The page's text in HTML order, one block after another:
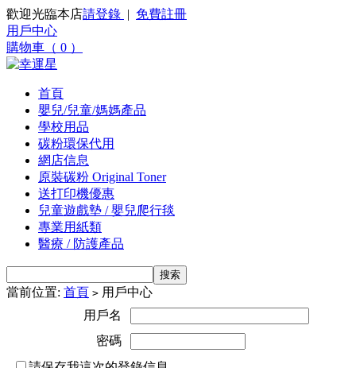
歡迎光臨本店請登錄 | 免費註冊
用戶中心
購物車（ 0 ）
首頁
嬰兒/兒童/媽媽產品
學校用品
碳粉環保代用
網店信息
原裝碳粉 Original Toner
送打印機優惠
兒童遊戲墊 / 嬰兒爬行毯
專業用紙類
醫療 / 防護產品
當前位置: 首頁 > 用戶中心
用戶名
密碼